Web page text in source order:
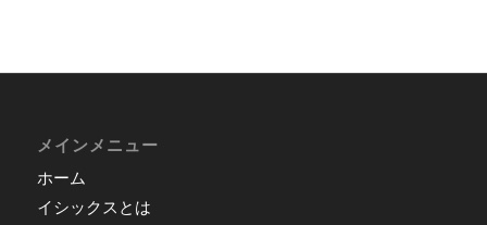
メインメニュー
ホーム
イシックスとは